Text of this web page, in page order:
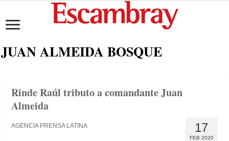
JUAN ALMEIDA BOSQUE
Rinde Raúl tributo a comandante Juan
Almeida
17
FEB 2020
AGENCIA PRENSA LATINA